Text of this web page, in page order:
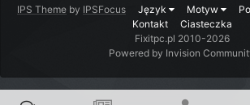
IPS Theme by IPSFocus Język Motyw
Kontakt
Ciasteczka
Fixitpc.pl 2010-2026
Powered by Invision